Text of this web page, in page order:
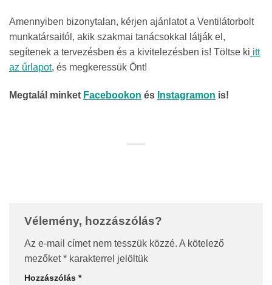
Amennyiben bizonytalan, kérjen ajánlatot a Ventilátorbolt
munkatársaitól, akik szakmai tanácsokkal látják el,
segítenek a tervezésben és a kivitelezésben is! Töltse ki itt
az űrlapot, és megkeressük Önt!
Megtalál minket Facebookon és Instagramon is!
Vélemény, hozzászólás?
Az e-mail címet nem tesszük közzé. A kötelező
mezőket* karakterrel jelöltük
Hozzászólás *